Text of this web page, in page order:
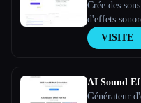
Crée des
d'effets
VISITE
AI Sound
Générateur